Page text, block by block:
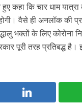
कहा कि चार धाम
वैसे ही अनलॉक की
भक्तों के लिए कोरोना
पूरी तरह प्रतिबद्ध है।